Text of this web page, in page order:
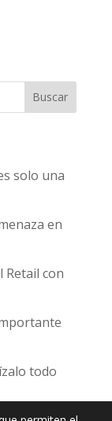
Buscar
solo una
en
Retail con
todo